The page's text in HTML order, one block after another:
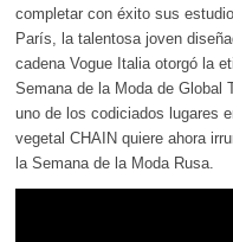
completar con éxito sus
París, la talentosa joven
cadena Vogue Italia otorgó la
Semana de la Moda de Global
uno de los codiciados lugares
vegetal CHAIN quiere ahora
la Semana de la Moda Rusa.